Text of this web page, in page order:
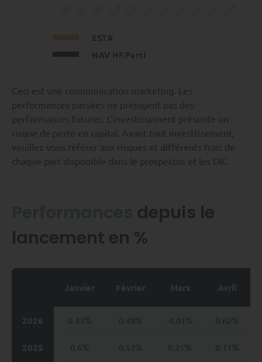
ESTR
NAV HF.PartI
Ceci est une communication marketing. Les
performances passées ne préjugent pas des
performances futures. L’investissement présente un
risque de perte en capital. Avant tout investissement,
veuillez vous référer aux risques et différents frais de
chaque part disponible dans le prospectus et les DIC.
depuis le
lancement en %
Janvier Février Mars Avril
2026 0.43% 0.49% -0.01% 0.62%
2025 0.6% 0.51% 0.21% 0.11%